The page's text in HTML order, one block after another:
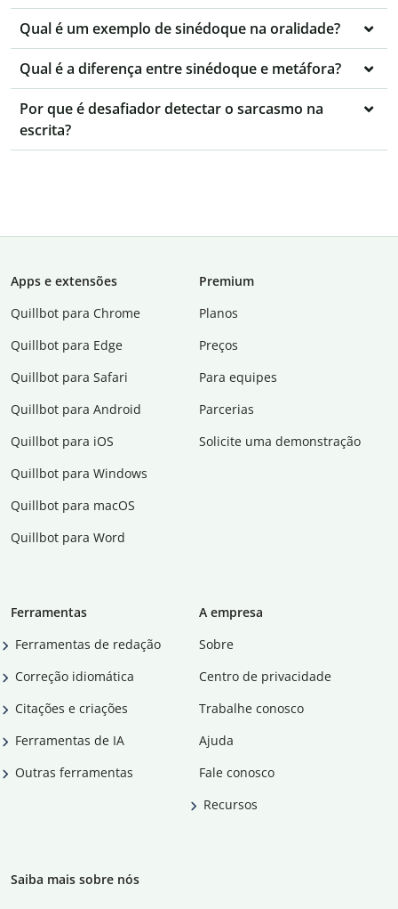
Qual é um exemplo de sinédoque na oralidade?
Qual é a diferença entre sinédoque e metáfora?
Por que é desafiador detectar o sarcasmo na
escrita?
Apps e extensões
Quillbot para Chrome
Quillbot para Edge
Quillbot para Safari
Quillbot para Android
Quillbot para iOS
Quillbot para Windows
Quillbot para macOS
Quillbot para Word
Premium
Planos
Preços
Para equipes
Parcerias
Solicite uma demonstração
Ferramentas
Ferramentas de redação
Correção idiomática
Citações e criações
Ferramentas de IA
Outras ferramentas
A empresa
Sobre
Centro de privacidade
Trabalhe conosco
Ajuda
Fale conosco
Recursos
Saiba mais sobre nós